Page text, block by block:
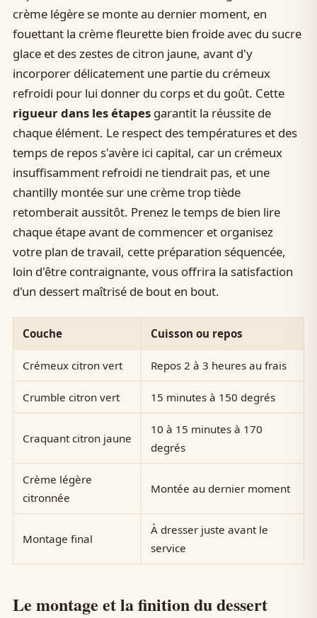
crème légère se monte au dernier moment, en
fouettant la crème fleurette bien froide avec du sucre
glace et des zestes de citron jaune, avant d'y
incorporer délicatement une partie du crémeux
refroidi pour lui donner du corps et du goût. Cette
rigueur dans les étapesgarantit la réussite de
chaque élément. Le respect des températures et des
temps de repos s'avère ici capital, car un crémeux
insuffisamment refroidi ne tiendrait pas, et une
chantilly montée sur une crème trop tiède
retomberait aussitôt. Prenez le temps de bien lire
chaque étape avant de commencer et organisez
votre plan de travail, cette préparation séquencée,
loin d'être contraignante, vous offrira la satisfaction
d'un dessert maîtrisé de bout en bout.
Couche Cuisson ou repos
Crémeux citron vert Repos 2 à 3 heures au frais
Crumble citron vert 15 minutes à 150 degrés
Craquant citron jaune
10 à 15 minutes à 170
degrés
Crème légère
citronnée
Montée au dernier moment
Montage final
À dresser juste avant le
service
Le montage et la finition du dessert